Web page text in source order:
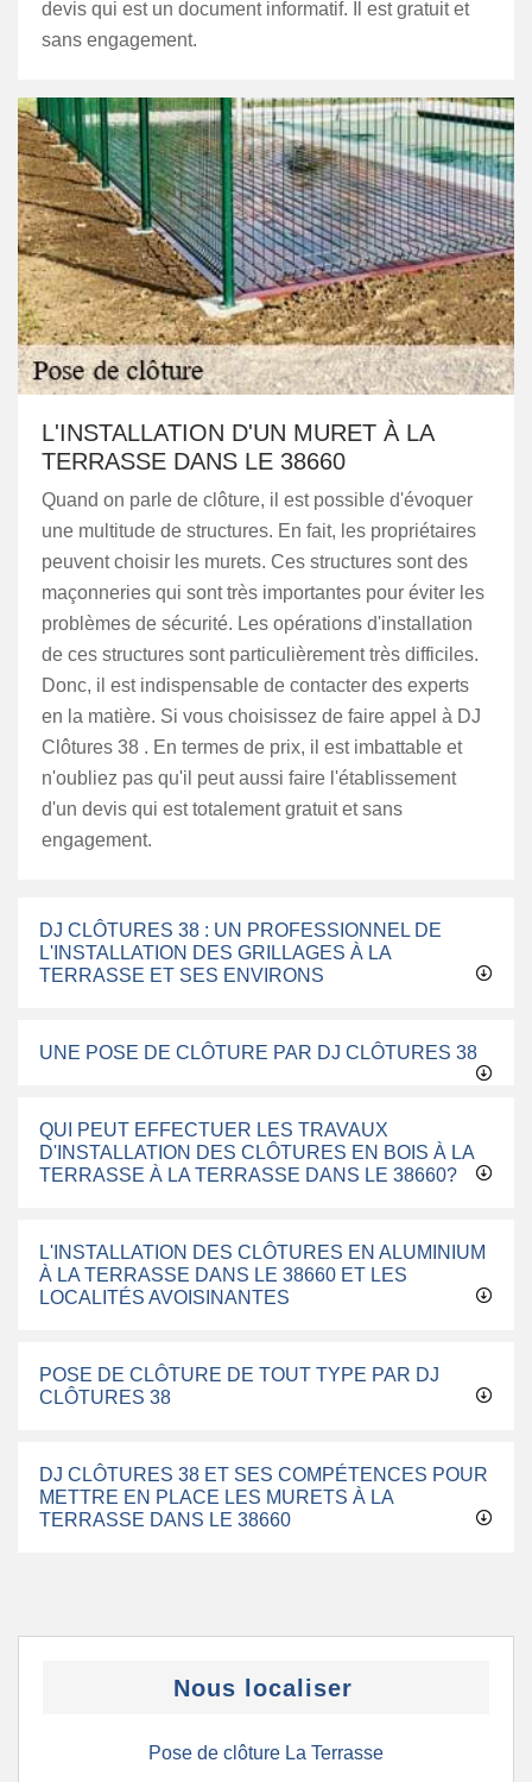
devis qui est un document informatif. Il est gratuit et
sans engagement.
L'INSTALLATION D'UN MURET À LA
TERRASSE DANS LE 38660
Quand on parle de clôture, il est possible d'évoquer
une multitude de structures. En fait, les propriétaires
peuvent choisir les murets. Ces structures sont des
maçonneries qui sont très importantes pour éviter les
problèmes de sécurité. Les opérations d'installation
de ces structures sont particulièrement très difficiles.
Donc, il est indispensable de contacter des experts
en la matière. Si vous choisissez de faire appel à DJ
Clôtures 38 . En termes de prix, il est imbattable et
n'oubliez pas qu'il peut aussi faire l'établissement
d'un devis qui est totalement gratuit et sans
engagement.
DJ CLÔTURES 38 : UN PROFESSIONNEL DE
L'INSTALLATION DES GRILLAGES À LA
TERRASSE ET SES ENVIRONS
UNE POSE DE CLÔTURE PAR DJ CLÔTURES 38
QUI PEUT EFFECTUER LES TRAVAUX
D'INSTALLATION DES CLÔTURES EN BOIS À LA
TERRASSE À LA TERRASSE DANS LE 38660?
L'INSTALLATION DES CLÔTURES EN ALUMINIUM
À LA TERRASSE DANS LE 38660 ET LES
LOCALITÉS AVOISINANTES
POSE DE CLÔTURE DE TOUT TYPE PAR DJ
CLÔTURES 38
DJ CLÔTURES 38 ET SES COMPÉTENCES POUR
METTRE EN PLACE LES MURETS À LA
TERRASSE DANS LE 38660
Nous localiser
Pose de clôture La Terrasse